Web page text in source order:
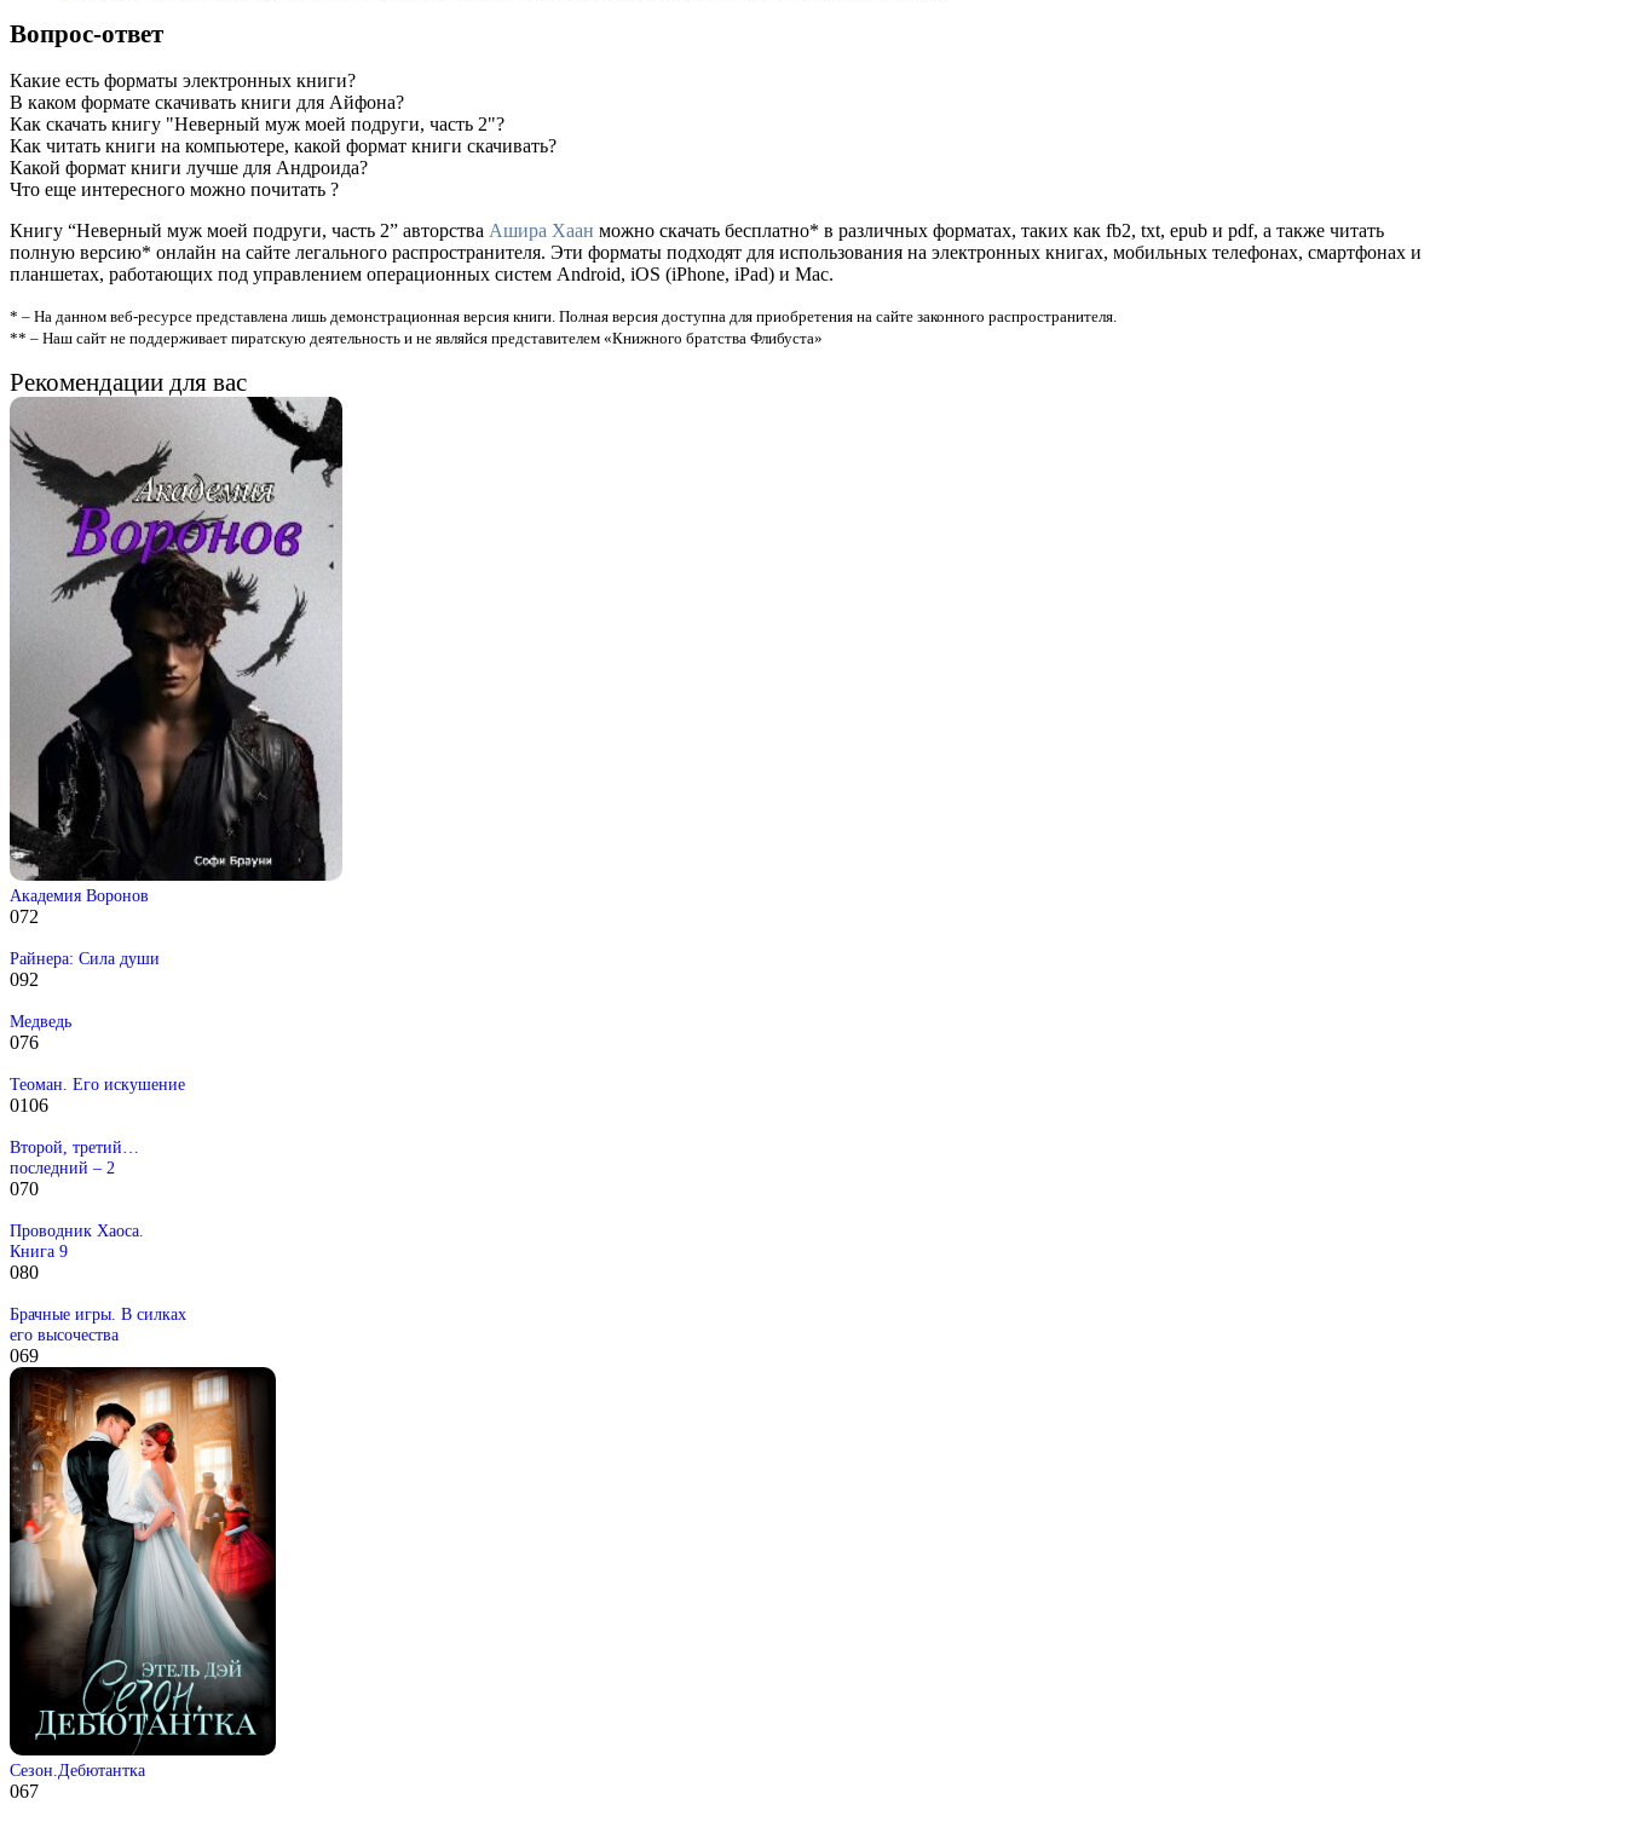
Вопрос-ответ
Какие есть форматы электронных книги?
В каком формате скачивать книги для Айфона?
Как скачать книгу "Неверный муж моей подруги, часть 2"?
Как читать книги на компьютере, какой формат книги скачивать?
Какой формат книги лучше для Андроида?
Что еще интересного можно почитать ?
Книгу “Неверный муж моей подруги, часть 2” авторства Ашира Хаан можно скачать бесплатно* в различных форматах, таких как fb2, txt, epub и pdf, а также читать
полную версию* онлайн на сайте легального распространителя. Эти форматы подходят для использования на электронных книгах, мобильных телефонах, смартфонах и
планшетах, работающих под управлением операционных систем Android, iOS (iPhone, iPad) и Mac.
* – На данном веб-ресурсе представлена лишь демонстрационная версия книги. Полная версия доступна для приобретения на сайте законного распространителя.
** – Наш сайт не поддерживает пиратскую деятельность и не являйся представителем «Книжного братства Флибуста»
Рекомендации для вас
Академия Воронов
072
Райнера: Сила души
092
Медведь
076
Теоман. Его искушение
0106
Второй, третий…
последний – 2
070
Проводник Хаоса.
Книга 9
080
Брачные игры. В силках
его высочества
069
Сезон.Дебютантка
067